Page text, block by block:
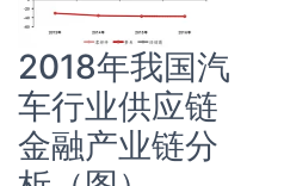
2018年我国汽
车行业供应链
金融产业链分